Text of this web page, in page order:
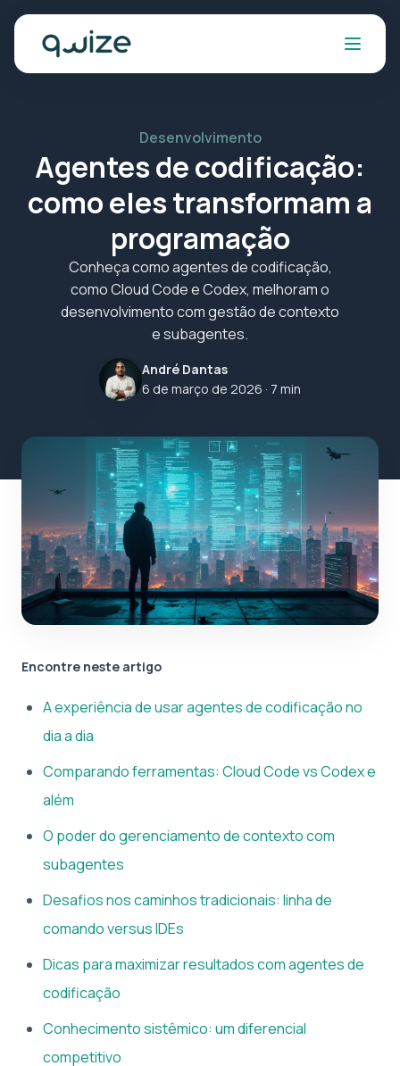
Desenvolvimento
Agentes de codificação:
como eles transformam a
programação
Conheça como agentes de codificação,
como Cloud Code e Codex, melhoram o
desenvolvimento com gestão de contexto
e subagentes.
André Dantas
6 de março de 2026 · 7 min
Encontre neste artigo
A experiência de usar agentes de codificação no
dia a dia
Comparando ferramentas: Cloud Code vs Codex e
além
O poder do gerenciamento de contexto com
subagentes
Desafios nos caminhos tradicionais: linha de
comando versus IDEs
Dicas para maximizar resultados com agentes de
codificação
Conhecimento sistêmico: um diferencial
competitivo